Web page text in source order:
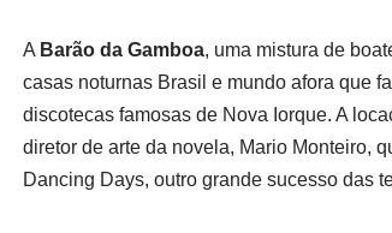
A Barão da Gamboa, uma mistura de
casas noturnas Brasil e mundo afora que
discotecas famosas de Nova Iorque. A
diretor de arte da novela, Mario Monteiro,
Dancing Days, outro grande sucesso das